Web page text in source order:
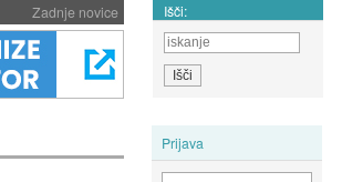
Zadnje novice Išči:
Prijava